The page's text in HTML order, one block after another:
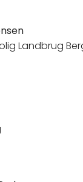
Landbrug